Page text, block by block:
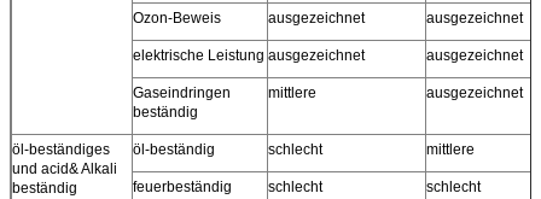
Ozon-Beweis ausgezeichnet ausgezeichnet
elektrische Leistung ausgezeichnet ausgezeichnet
Gaseindringen
beständig
mittlere ausgezeichnet
öl-beständiges
und acid& Alkali
beständig
öl-beständig schlecht mittlere
feuerbeständig schlecht schlecht